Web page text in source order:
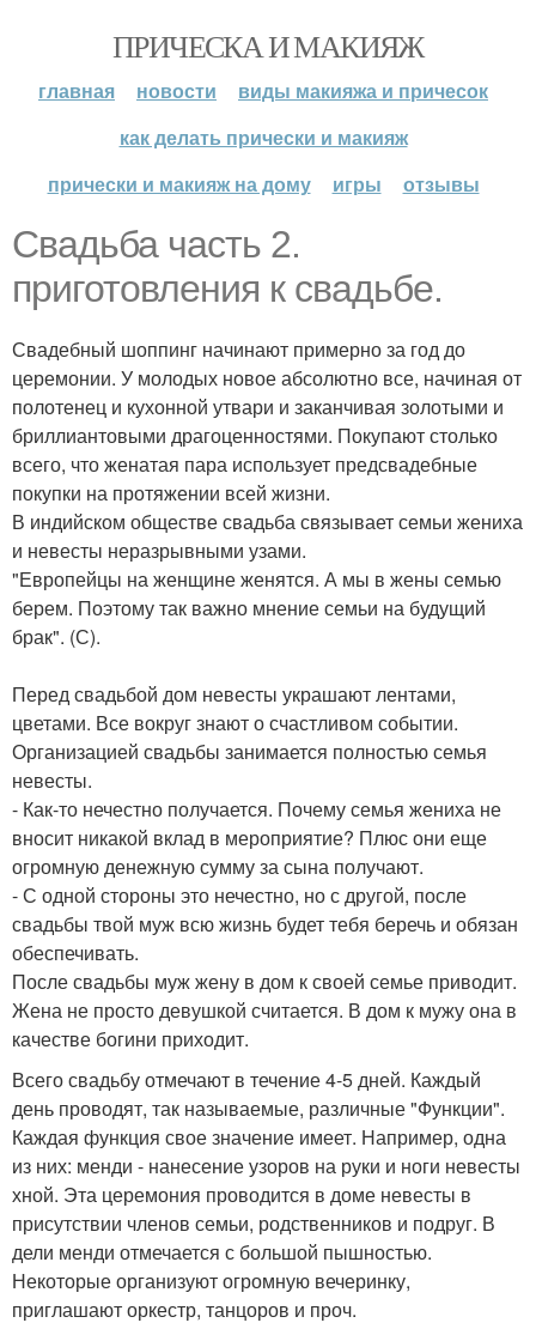
ПРИЧЕСКА И МАКИЯЖ
главная новости
виды макияжа и причесок
как делать прически и макияж
прически и макияж на дому
игры отзывы
Свадьба часть 2.
приготовления к свадьбе.
Свадебный шоппинг начинают примерно за год до
церемонии. У молодых новое абсолютно все, начиная от
полотенец и кухонной утвари и заканчивая золотыми и
бриллиантовыми драгоценностями. Покупают столько
всего, что женатая пара использует предсвадебные
покупки на протяжении всей жизни.
В индийском обществе свадьба связывает семьи жениха
и невесты неразрывными узами.
"Европейцы на женщине женятся. А мы в жены семью
берем. Поэтому так важно мнение семьи на будущий
брак". (С).
Перед свадьбой дом невесты украшают лентами,
цветами. Все вокруг знают о счастливом событии.
Организацией свадьбы занимается полностью семья
невесты.
- Как-то нечестно получается. Почему семья жениха не
вносит никакой вклад в мероприятие? Плюс они еще
огромную денежную сумму за сына получают.
- С одной стороны это нечестно, но с другой, после
свадьбы твой муж всю жизнь будет тебя беречь и обязан
обеспечивать.
После свадьбы муж жену в дом к своей семье приводит.
Жена не просто девушкой считается. В дом к мужу она в
качестве богини приходит.
Всего свадьбу отмечают в течение 4-5 дней. Каждый
день проводят, так называемые, различные "Функции".
Каждая функция свое значение имеет. Например, одна
из них: менди - нанесение узоров на руки и ноги невесты
хной. Эта церемония проводится в доме невесты в
присутствии членов семьи, родственников и подруг. В
дели менди отмечается с большой пышностью.
Некоторые организуют огромную вечеринку,
приглашают оркестр, танцоров и проч.